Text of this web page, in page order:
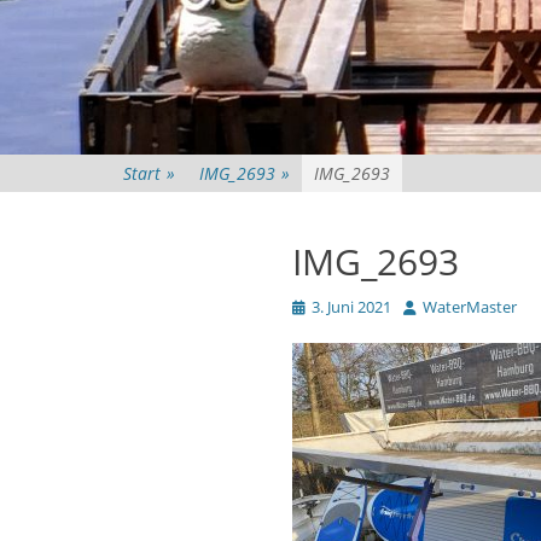
Start » IMG_2693 » IMG_2693
IMG_2693
Veröffentlicht
3. Juni 2021 AutorWaterMaster